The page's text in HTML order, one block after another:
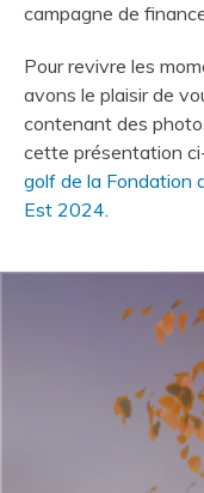
campagne de
Pour revivre les
avons le plaisir de
contenant des
cette présentation
golf de la Fondation
Est 2024.